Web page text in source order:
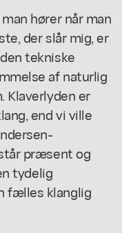
hører når man
der slår mig, er
tekniske
af naturlig
Klaverlyden er
end vi ville
præsent og
tydelig
fælles klanglig